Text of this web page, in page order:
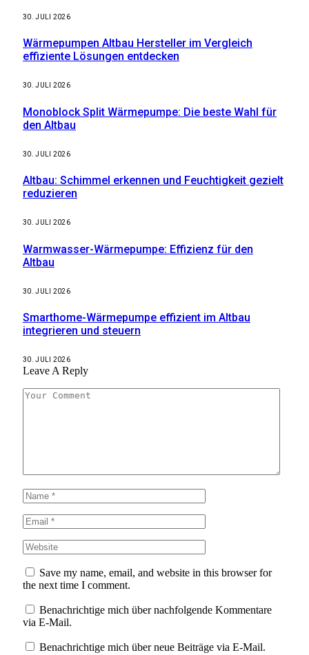
30. JULI 2026
Wärmepumpen Altbau Hersteller im Vergleich
effiziente Lösungen entdecken
30. JULI 2026
Monoblock Split Wärmepumpe: Die beste Wahl für
den Altbau
30. JULI 2026
Altbau: Schimmel erkennen und Feuchtigkeit gezielt
reduzieren
30. JULI 2026
Warmwasser-Wärmepumpe: Effizienz für den
Altbau
30. JULI 2026
Smarthome-Wärmepumpe effizient im Altbau
integrieren und steuern
30. JULI 2026
Leave A Reply
Save my name, email, and website in this browser for
the next time I comment.
Benachrichtige mich über nachfolgende Kommentare
via E-Mail.
Benachrichtige mich über neue Beiträge via E-Mail.